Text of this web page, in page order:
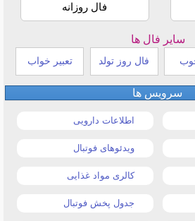
فال روزانه
سایر فال ها
فال روز تولد تعبیر خواب
سرویس ها
اطلاعات دارویی
ویدئوهای فوتبال
کالری مواد غذایی
جدول پخش فوتبال